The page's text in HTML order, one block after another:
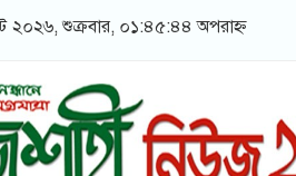
২০২৬, শুক্রবার, ০১:৪৫:৪৪ অপরাহ্ন